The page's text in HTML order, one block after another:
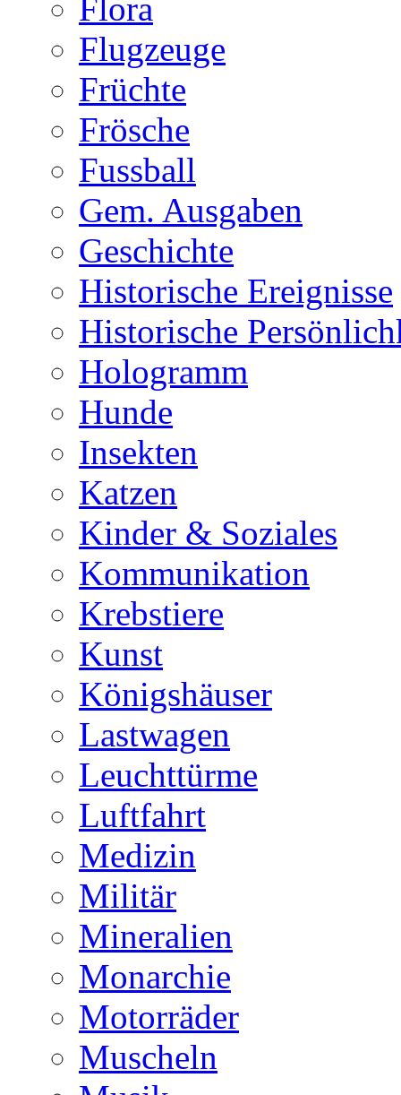
Flora
Flugzeuge
Früchte
Frösche
Fussball
Gem. Ausgaben
Geschichte
Historische Ereignisse
Historische
Hologramm
Hunde
Insekten
Katzen
Kinder & Soziales
Kommunikation
Krebstiere
Kunst
Königshäuser
Lastwagen
Leuchttürme
Luftfahrt
Medizin
Militär
Mineralien
Monarchie
Motorräder
Muscheln